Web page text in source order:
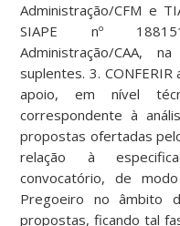
Administração/CFM e
SIAPE nº
Administração/CAA,
suplentes. 3.
apoio, em nível
correspondente à
propostas ofertadas
relação à
convocatório, de
Pregoeiro no âmbito
propostas, ficando tal